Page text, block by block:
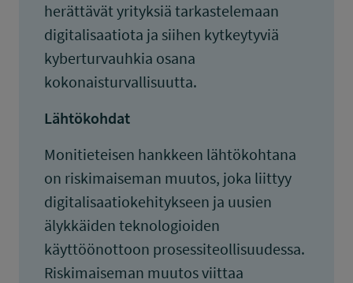
herättävät yrityksiä tarkastelemaan
digitalisaatiota ja siihen kytkeytyviä
kyberturvauhkia osana
kokonaisturvallisuutta.
Lähtökohdat
Monitieteisen hankkeen lähtökohtana
on riskimaiseman muutos, joka liittyy
digitalisaatiokehitykseen ja uusien
älykkäiden teknologioiden
käyttöönottoon prosessiteollisuudessa.
Riskimaiseman muutos viittaa